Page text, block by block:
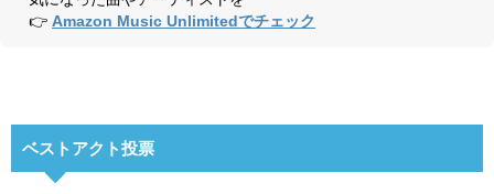
👉 Amazon Music Unlimitedでチェック
ベストアクト投票